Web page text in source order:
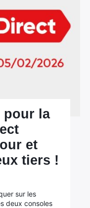
pour la
et
tiers !
sur les
deux consoles